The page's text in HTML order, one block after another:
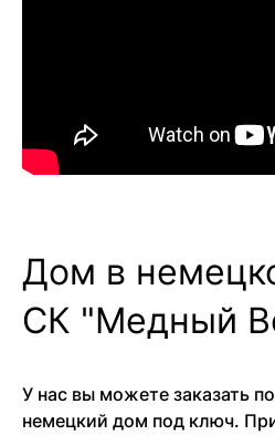
Дом в
СК "Медный
У нас вы можете заказать
немецкий дом под ключ.